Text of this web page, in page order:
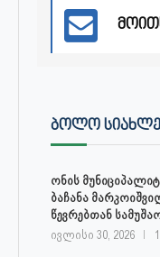
ᲑᲝᲚᲝ
ონის
ბაჩანა
წევრებთან
ივლისი 30, 2026